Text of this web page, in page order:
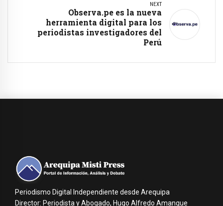
NEXT
Observa.pe es la nueva
herramienta digital para los
periodistas investigadores del
Perú
Periodismo Digital Independiente desde Arequipa
Director: Periodista y Abogado, Hugo Alfredo Amanque